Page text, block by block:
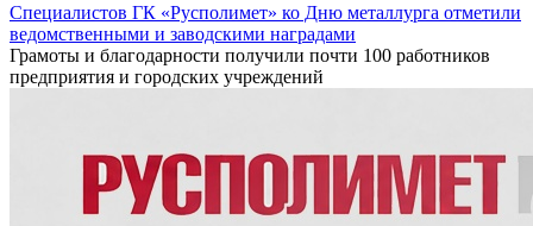
Специалистов ГК «Русполимет» ко Дню металлурга отметили
ведомственными и заводскими наградами
Грамоты и благодарности получили почти 100 работников
предприятия и городских учреждений